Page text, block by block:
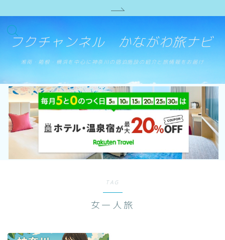
フクチャンネル かながわ旅ナビ
湘南・箱根・横浜を中心に神奈川の宿泊施設の紹介と旅情報をお届け
TAG
女一人旅